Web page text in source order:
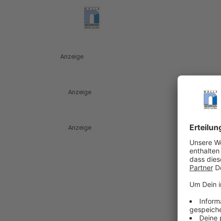
Anzeige
Anzeige
Anzeige